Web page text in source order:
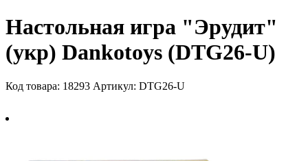
Настольная игра "Эрудит"
(укр) Dankotoys (DTG26-U)
Код товара: 18293 Артикул: DTG26-U